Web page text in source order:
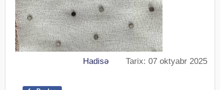
Hadisə Tarix: 07 oktyabr 2025